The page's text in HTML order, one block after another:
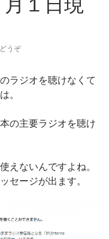
うぞ
ラジオを聴けなくて
。
の主要ラジオを聴け
えないんですよね。
セージが出ます。